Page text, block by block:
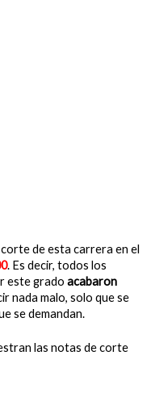
de esta carrera en el
. Es decir, todos los
este grado acabaron
nada malo, solo que se
se demandan.
las notas de corte